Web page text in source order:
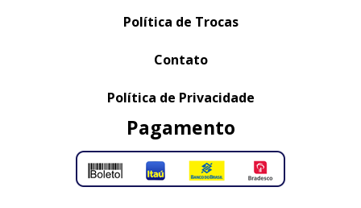
Política de Trocas
Contato
Política de Privacidade
Pagamento